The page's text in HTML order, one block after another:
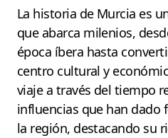
La historia de Murcia es un fascinante recorrido
que abarca milenios,
época íbera hasta
centro cultural y
viaje a través del tiempo
influencias que han dado
la región, destacando su